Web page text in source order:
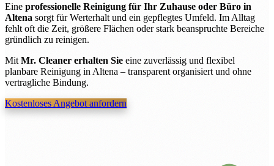
Eine professionelle Reinigung für Ihr Zuhause oder Büro in
Altena sorgt für Werterhalt und ein gepflegtes Umfeld. Im Alltag
fehlt oft die Zeit, größere Flächen oder stark beanspruchte Bereiche
gründlich zu reinigen.
Mit Mr. Cleaner erhalten Sie eine zuverlässig und flexibel
planbare Reinigung in Altena – transparent organisiert und ohne
vertragliche Bindung.
Kostenloses Angebot anfordern